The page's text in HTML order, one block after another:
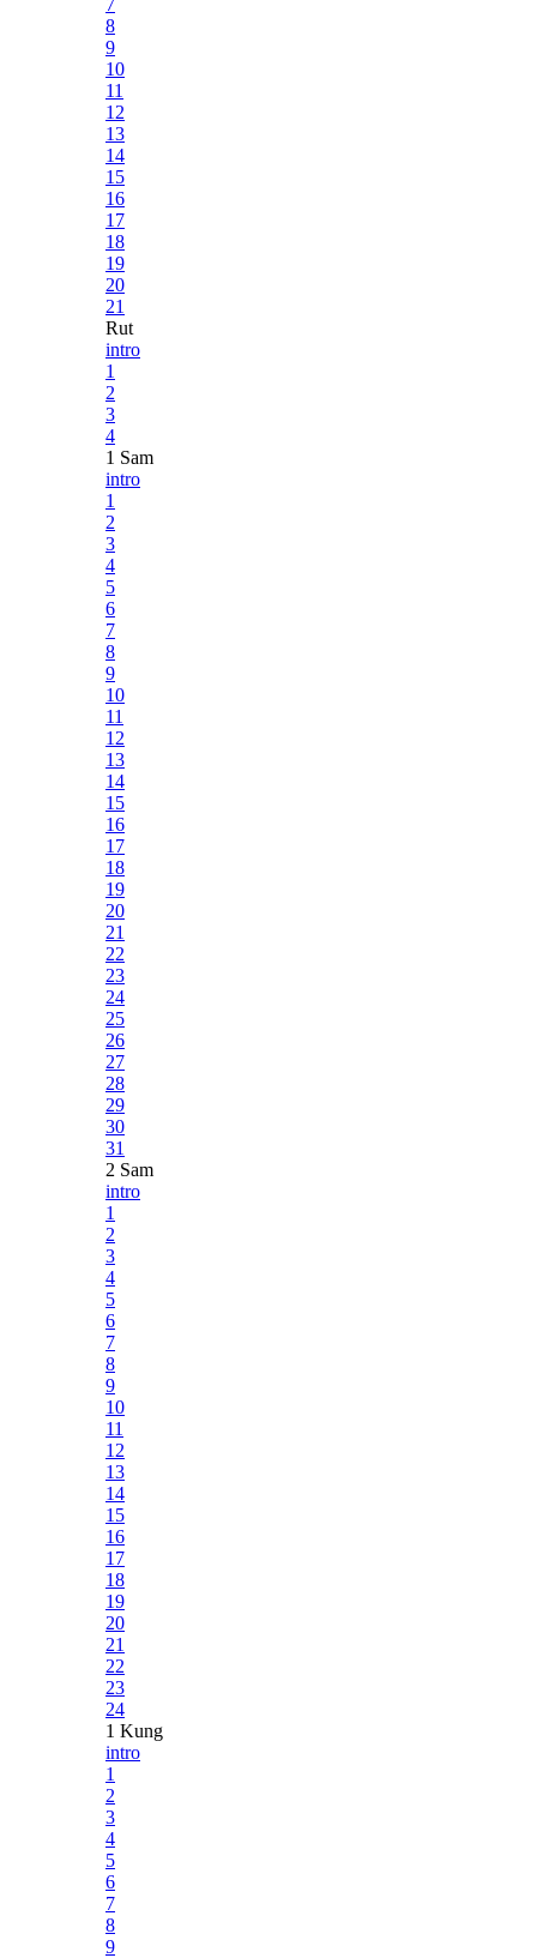
8
9
10
11
12
13
14
15
16
17
18
19
20
21
Rut
intro
1
2
3
4
1 Sam
intro
1
2
3
4
5
6
7
8
9
10
11
12
13
14
15
16
17
18
19
20
21
22
23
24
25
26
27
28
29
30
31
2 Sam
intro
1
2
3
4
5
6
7
8
9
10
11
12
13
14
15
16
17
18
19
20
21
22
23
24
1 Kung
intro
1
2
3
4
5
6
7
8
9